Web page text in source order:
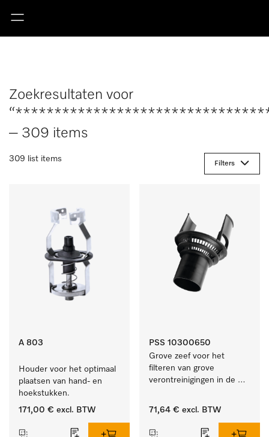
Zoekresultaten voor
– 309 items
309 list items
Filters
A 803
Houder voor het optimaal
plaatsen van hand- en
hoekstukken.
171,00 € excl. BTW
PSS 10300650
Grove zeef voor het
filteren van grove
verontreinigingen in de
71,64 € excl. BTW